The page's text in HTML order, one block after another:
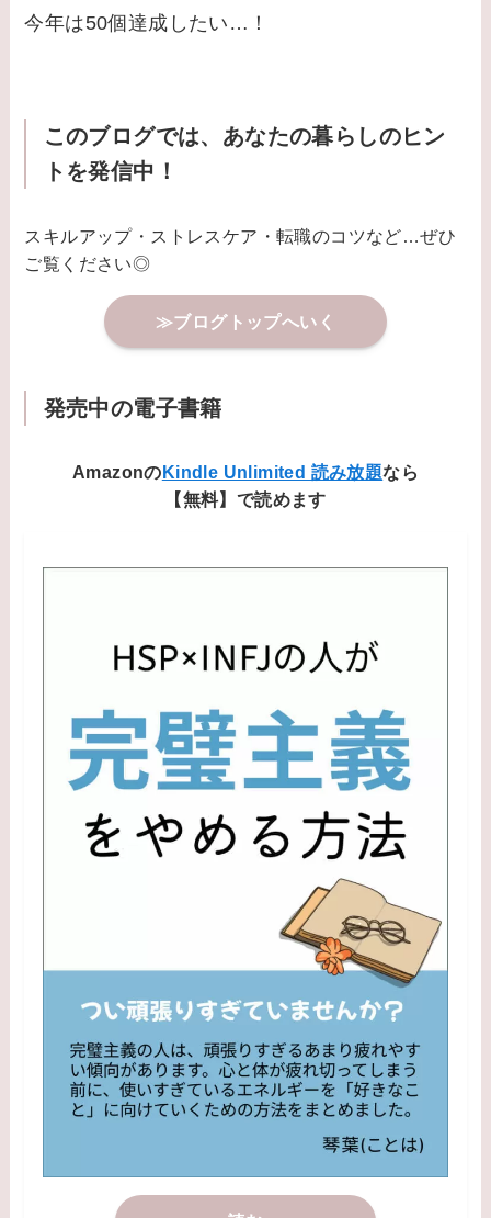
今年は50個達成したい…！
このブログでは、あなたの暮らしのヒン
トを発信中！
スキルアップ・ストレスケア・転職のコツなど…ぜひ
ご覧ください◎
≫ブログトップへいく
発売中の電子書籍
Amazonの Kindle Unlimited 読み放題なら
【無料】で読めます